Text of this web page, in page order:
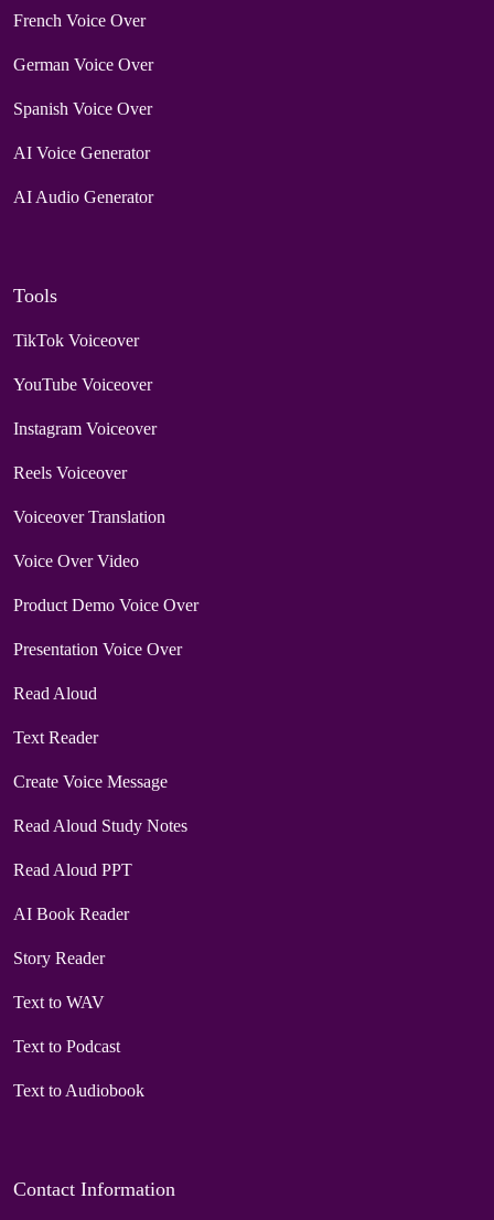
French Voice Over
German Voice Over
Spanish Voice Over
AI Voice Generator
AI Audio Generator
Tools
TikTok Voiceover
YouTube Voiceover
Instagram Voiceover
Reels Voiceover
Voiceover Translation
Voice Over Video
Product Demo Voice Over
Presentation Voice Over
Read Aloud
Text Reader
Create Voice Message
Read Aloud Study Notes
Read Aloud PPT
AI Book Reader
Story Reader
Text to WAV
Text to Podcast
Text to Audiobook
Contact Information